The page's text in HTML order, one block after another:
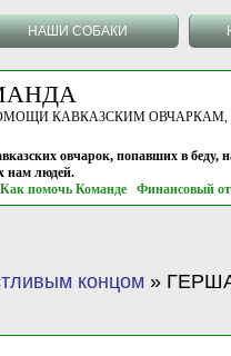
НАШИ СОБАКИ
КАВКАЗСКИМ ОВЧАРКАМ, г.
овчарок, попавших в беду,
нам людей.
Как помочь Команде Финансовый
концом »